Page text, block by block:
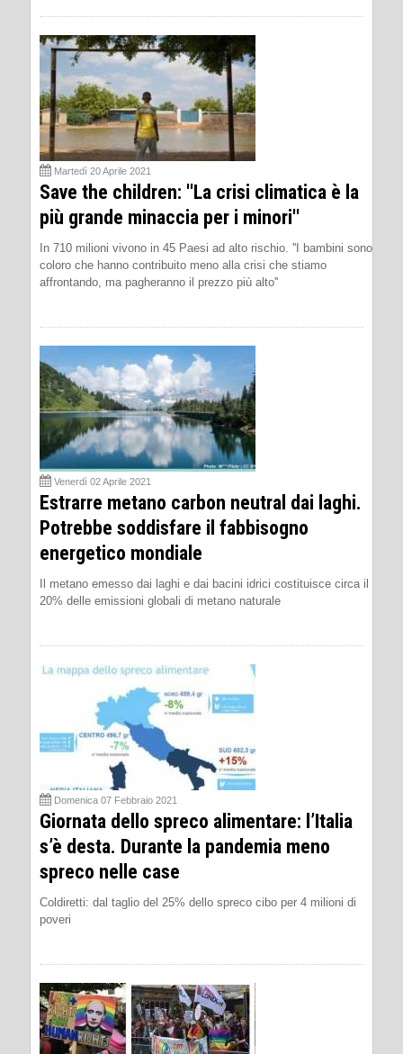
Martedì 20 Aprile 2021
Save the children: ''La crisi climatica è la
più grande minaccia per i minori''
In 710 milioni vivono in 45 Paesi ad alto rischio. ''I bambini sono
coloro che hanno contribuito meno alla crisi che stiamo
affrontando, ma pagheranno il prezzo più alto''
Venerdì 02 Aprile 2021
Estrarre metano carbon neutral dai laghi.
Potrebbe soddisfare il fabbisogno
energetico mondiale
Il metano emesso dai laghi e dai bacini idrici costituisce circa il
20% delle emissioni globali di metano naturale
Domenica 07 Febbraio 2021
Giornata dello spreco alimentare: l’Italia
s’è desta. Durante la pandemia meno
spreco nelle case
Coldiretti: dal taglio del 25% dello spreco cibo per 4 milioni di
poveri